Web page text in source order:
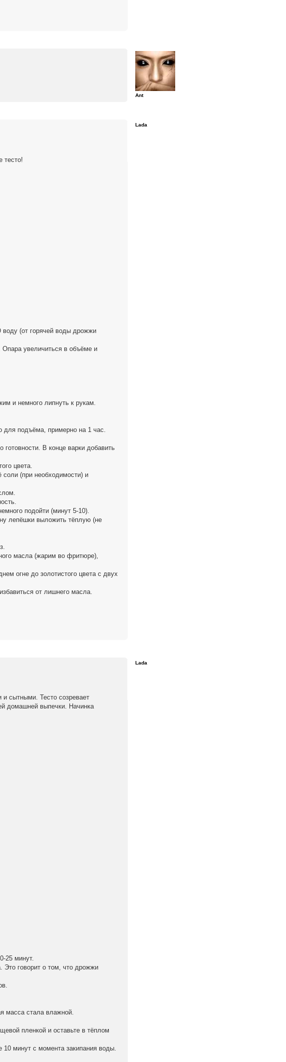
Ant
тесто!
(от горячей воды дрожжи
увеличиться в объёме и
и немного липнуть к рукам.
для подъёма, примерно на 1 час.
В конце варки добавить
цвета.
(при необходимости) и
подойти (минут 5-10).
лепёшки выложить тёплую (не
масла (жарим во фритюре),
огне до золотистого цвета с двух
от лишнего масла.
Lada
сытными. Тесто созревает
домашней выпечки. Начинка
25 минут.
говорит о том, что дрожжи
масса стала влажной.
пленкой и оставьте в тёплом
10 минут с момента закипания воды.
Lada